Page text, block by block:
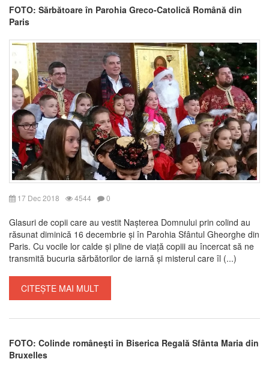
FOTO: Sărbătoare în Parohia Greco-Catolică Română din
Paris
17 Dec 2018 4544 0
Glasuri de copii care au vestit Nașterea Domnului prin colind au
răsunat diminică 16 decembrie și în Parohia Sfântul Gheorghe din
Paris. Cu vocile lor calde și pline de viață copiii au încercat să ne
transmită bucuria sărbătorilor de iarnă și misterul care îl (...)
CITEȘTE MAI MULT
FOTO: Colinde româneşti în Biserica Regală Sfânta Maria din
Bruxelles